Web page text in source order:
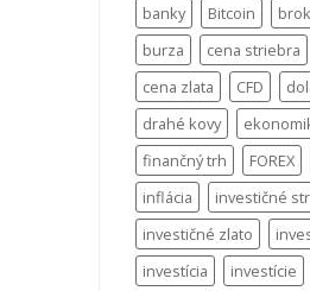
banky
Bitcoin
burza
cena striebra
cena zlata
CFD
drahé kovy
finančný trh
FOREX
inflácia
investičné
investičné zlato
investícia
investície